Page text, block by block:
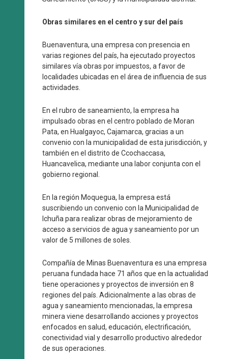
Obras similares en el centro y sur del país
Buenaventura, una empresa con presencia en
varias regiones del país, ha ejecutado proyectos
similares vía obras por impuestos, a favor de
localidades ubicadas en el área de influencia de sus
actividades.
En el rubro de saneamiento, la empresa ha
impulsado obras en el centro poblado de Moran
Pata, en Hualgayoc, Cajamarca, gracias a un
convenio con la municipalidad de esta jurisdicción, y
también en el distrito de Ccochaccasa,
Huancavelica, mediante una labor conjunta con el
gobierno regional.
En la región Moquegua, la empresa está
suscribiendo un convenio con la Municipalidad de
Ichuña para realizar obras de mejoramiento de
acceso a servicios de agua y saneamiento por un
valor de 5 millones de soles.
Compañía de Minas Buenaventura es una empresa
peruana fundada hace 71 años que en la actualidad
tiene operaciones y proyectos de inversión en 8
regiones del país. Adicionalmente a las obras de
agua y saneamiento mencionadas, la empresa
minera viene desarrollando acciones y proyectos
enfocados en salud, educación, electrificación,
conectividad vial y desarrollo productivo alrededor
de sus operaciones.